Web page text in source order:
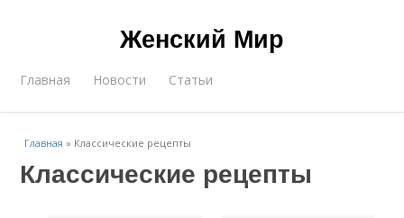
Женский Мир
Главная Новости Статьи
Главная » Классические рецепты
Классические рецепты